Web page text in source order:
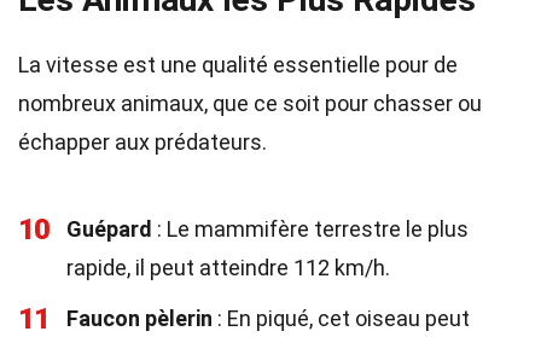
La vitesse est une qualité essentielle pour de
nombreux animaux, que ce soit pour chasser ou
échapper aux prédateurs.
10 Guépard : Le mammifère terrestre le plus
rapide, il peut atteindre 112 km/h.
11 Faucon pèlerin : En piqué, cet oiseau peut